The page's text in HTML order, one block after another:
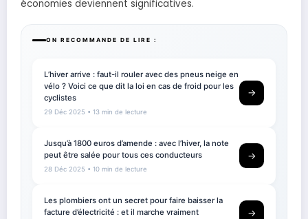
économies deviennent significatives.
ON RECOMMANDE DE LIRE :
L’hiver arrive : faut-il rouler avec des pneus neige en
vélo ? Voici ce que dit la loi en cas de froid pour les
cyclistes
29 Déc 2025 • 13 min de lecture
→
Jusqu’à 1800 euros d’amende : avec l’hiver, la note
peut être salée pour tous ces conducteurs
28 Déc 2025 • 10 min de lecture
→
Les plombiers ont un secret pour faire baisser la
facture d’électricité : et il marche vraiment
→